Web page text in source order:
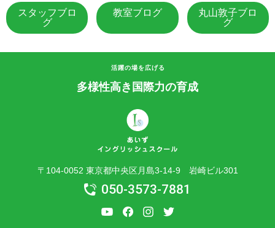
スタッフブロ
グ
教室ブログ
丸山敦子ブロ
グ
活躍の場を広げる
多様性高き国際力の育成
〒104-0052 東京都中央区月島3-14-9 岩崎ビル301
050-3573-7881